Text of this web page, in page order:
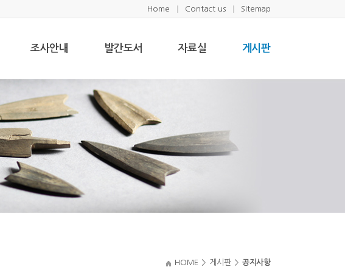
Home Contact us Sitemap
조사안내 발간도서 자료실 게시판
HOME > 게시판 > 공지사항